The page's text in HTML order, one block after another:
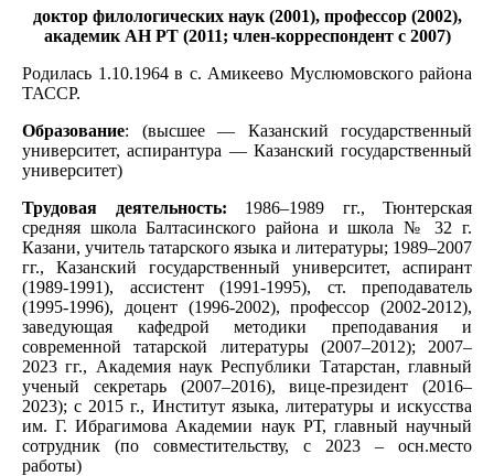
доктор филологических наук (2001), профессор (2002),
академик АН РТ (2011; член-корреспондент с 2007)
Родилась 1.10.1964 в с. Амикеево Муслюмовского района
ТАССР.
Образование: (высшее — Казанский государственный
университет, аспирантура — Казанский государственный
университет)
Трудовая деятельность: 1986–1989 гг., Тюнтерская
средняя школа Балтасинского района и школа № 32 г.
Казани, учитель татарского языка и литературы; 1989–2007
гг., Казанский государственный университет, аспирант
(1989-1991), ассистент (1991-1995), ст. преподаватель
(1995-1996), доцент (1996-2002), профессор (2002-2012),
заведующая кафедрой методики преподавания и
современной татарской литературы (2007–2012); 2007–
2023 гг., Академия наук Республики Татарстан, главный
ученый секретарь (2007–2016), вице-президент (2016–
2023); с 2015 г., Институт языка, литературы и искусства
им. Г. Ибрагимова Академии наук РТ, главный научный
сотрудник (по совместительству, с 2023 – осн.место
работы)